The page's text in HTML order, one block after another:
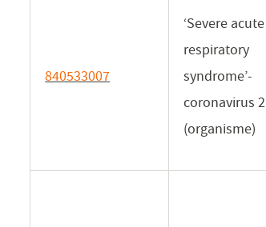
840533007
‘Severe acute
respiratory
syndrome’-
coronavirus 2
(organisme)